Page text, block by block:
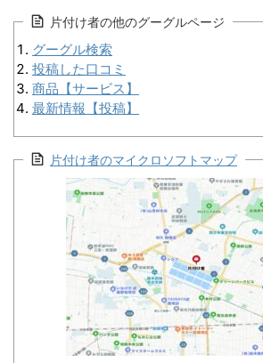
片付け者の他のグーグルページ
グーグル検索
投稿した口コミ
商品【サービス】
最新情報【投稿】
片付け者のマイクロソフトマップ